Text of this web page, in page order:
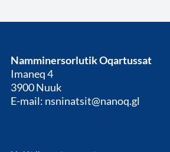
Namminersorlutik Oqartussat
Imaneq 4
3900 Nuuk
E-mail: nsninatsit@nanoq.gl